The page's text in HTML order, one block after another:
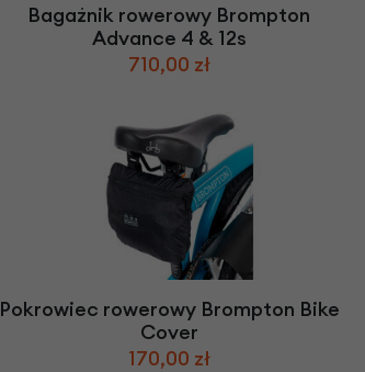
Bagażnik rowerowy Brompton
Advance 4 & 12s
710,00 zł
Pokrowiec rowerowy Brompton Bike
Cover
170,00 zł